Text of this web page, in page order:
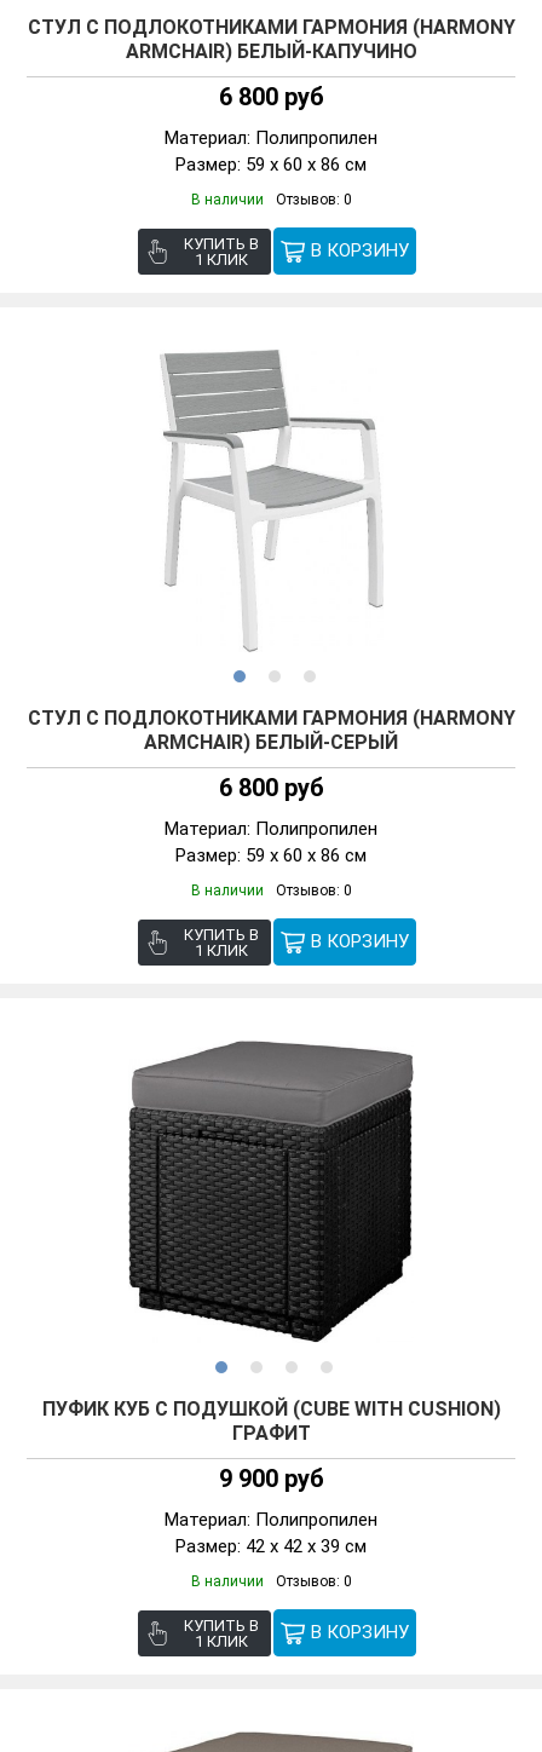
СТУЛ C ПОДЛОКОТНИКАМИ ГАРМОНИЯ (HARMONY
ARMCHAIR) БЕЛЫЙ-КАПУЧИНО
6 800 руб
Материал: Полипропилен
Размер: 59 x 60 x 86 см
В наличии Отзывов: 0
КУПИТЬ В
1 КЛИК
СТУЛ C ПОДЛОКОТНИКАМИ ГАРМОНИЯ (HARMONY
ARMCHAIR) БЕЛЫЙ-СЕРЫЙ
6 800 руб
Материал: Полипропилен
Размер: 59 x 60 x 86 см
В наличии Отзывов: 0
КУПИТЬ В
1 КЛИК
ПУФИК КУБ С ПОДУШКОЙ (CUBE WITH CUSHION)
ГРАФИТ
9 900 руб
Материал: Полипропилен
Размер: 42 х 42 х 39 см
В наличии Отзывов: 0
КУПИТЬ В
1 КЛИК